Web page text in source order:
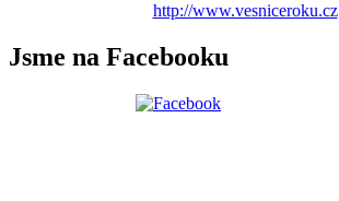
http://www.vesniceroku.cz
Jsme na Facebooku